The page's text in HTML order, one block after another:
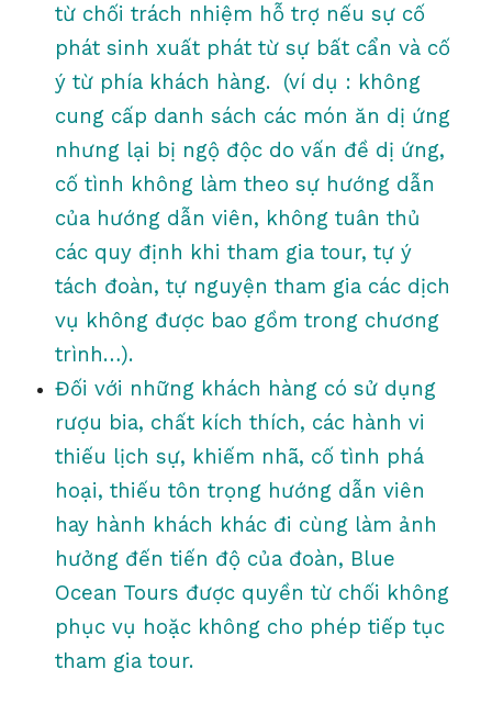
từ chối trách nhiệm hỗ trợ nếu sự cố
phát sinh xuất phát từ sự bất cẩn và cố
ý từ phía khách hàng. (ví dụ : không
cung cấp danh sách các món ăn dị ứng
nhưng lại bị ngộ độc do vấn đề dị ứng,
cố tình không làm theo sự hướng dẫn
của hướng dẫn viên, không tuân thủ
các quy định khi tham gia tour, tự ý
tách đoàn, tự nguyện tham gia các dịch
vụ không được bao gồm trong chương
trình…).
Đối với những khách hàng có sử dụng
rượu bia, chất kích thích, các hành vi
thiếu lịch sự, khiếm nhã, cố tình phá
hoại, thiếu tôn trọng hướng dẫn viên
hay hành khách khác đi cùng làm ảnh
hưởng đến tiến độ của đoàn, Blue
Ocean Tours được quyền từ chối không
phục vụ hoặc không cho phép tiếp tục
tham gia tour.